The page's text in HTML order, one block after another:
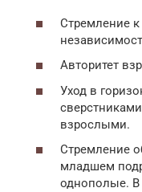
Стремление к
Авторитет
Уход в
взрослыми.
Стремление
младшем
однополые. В